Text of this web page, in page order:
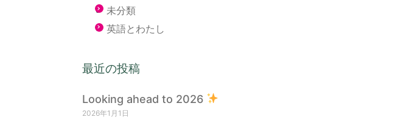
未分類
英語とわたし
最近の投稿
Looking ahead to 2026
2026年1月1日